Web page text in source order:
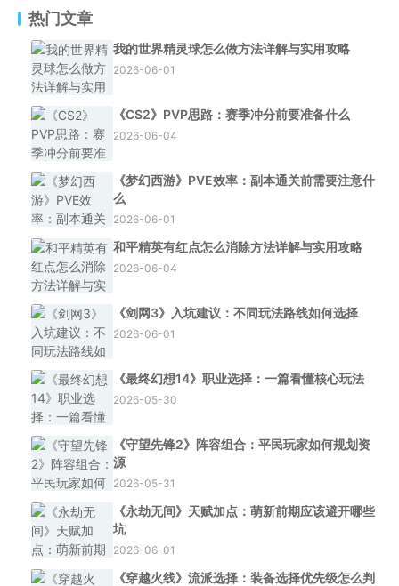
热门文章
我的世界精灵球怎么做方法详解与实用攻略
2026-06-01
《CS2》PVP思路：赛季冲分前要准备什么
2026-06-04
《梦幻西游》PVE效率：副本通关前需要注意什
么
2026-06-01
和平精英有红点怎么消除方法详解与实用攻略
2026-06-04
《剑网3》入坑建议：不同玩法路线如何选择
2026-06-01
《最终幻想14》职业选择：一篇看懂核心玩法
2026-05-30
《守望先锋2》阵容组合：平民玩家如何规划资
源
2026-05-31
《永劫无间》天赋加点：萌新前期应该避开哪些
坑
2026-06-01
《穿越火线》流派选择：装备选择优先级怎么判